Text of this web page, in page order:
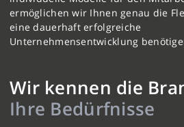
ermöglichen wir Ihnen genau die
eine dauerhaft erfolgreiche
Unternehmensentwicklung
Wir kennen die
Ihre Bedürfnisse